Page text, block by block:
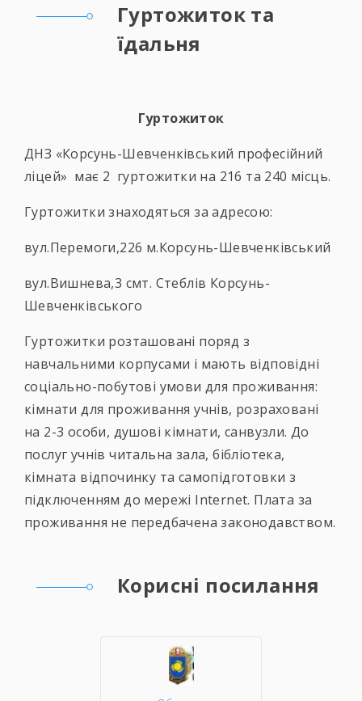
Гуртожиток та
їдальня
Гуртожиток
ДНЗ «Корсунь-Шевченківський професійний
ліцей» має 2 гуртожитки на 216 та 240 місць.
Гуртожитки знаходяться за адресою:
вул.Перемоги,226 м.Корсунь-Шевченківський
вул.Вишнева,3 смт. Стеблів Корсунь-
Шевченківського
Гуртожитки розташовані поряд з
навчальними корпусами і мають відповідні
соціально-побутові умови для проживання:
кімнати для проживання учнів, розраховані
на 2-3 особи, душові кімнати, санвузли. До
послуг учнів читальна зала, бібліотека,
кімната відпочинку та самопідготовки з
підключенням до мережі Internet. Плата за
проживання не передбачена законодавством.
Корисні посилання